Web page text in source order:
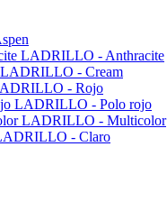
LADRILLO - Anthracite
LADRILLO - Cream
- Rojo
LADRILLO - Polo rojo
LADRILLO - Multicolor
- Claro